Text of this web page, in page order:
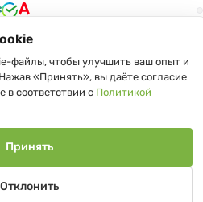
мебель с оперативной доставкой по
Минск, ул. Платонова, 22, пом.
2013 г. Регистрация №191081534,
телефон +375 (17) 361-10-80,
10-00, e-mail: info@danko.by
Первомайского района
Начальник отдела: Жакович Юлия
файлы, чтобы улучшить ваш опыт и
«Принять», вы даёте согласие
в соответствии с Политикой
Отклонить
Принять